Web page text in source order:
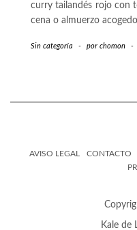
curry tailandés rojo con
cena o almuerzo
Sin categoría - por chomon -
AVISO LEGAL CONTACTO
Kalede